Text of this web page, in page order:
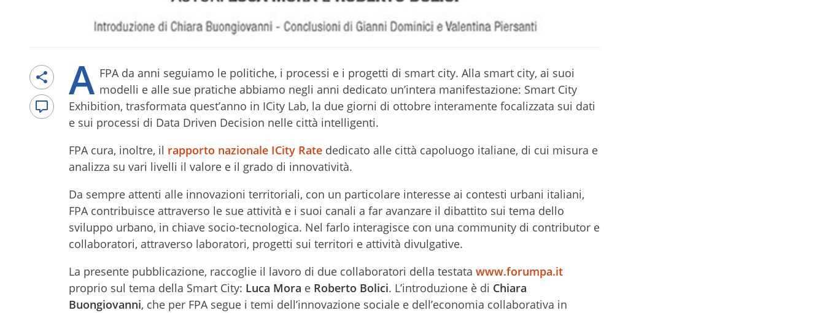
A FPA da anni seguiamo le politiche, i processi e i progetti di smart city. Alla smart city, ai suoi
modelli e alle sue pratiche abbiamo negli anni dedicato un’intera manifestazione: Smart City
Exhibition, trasformata quest’anno in ICity Lab, la due giorni di ottobre interamente focalizzata sui dati
e sui processi di Data Driven Decision nelle città intelligenti.
FPA cura, inoltre, il rapporto nazionale ICity Rate dedicato alle città capoluogo italiane, di cui misura e
analizza su vari livelli il valore e il grado di innovatività.
Da sempre attenti alle innovazioni territoriali, con un particolare interesse ai contesti urbani italiani,
FPA contribuisce attraverso le sue attività e i suoi canali a far avanzare il dibattito sui tema dello
sviluppo urbano, in chiave socio-tecnologica. Nel farlo interagisce con una community di contributor e
collaboratori, attraverso laboratori, progetti sui territori e attività divulgative.
La presente pubblicazione, raccoglie il lavoro di due collaboratori della testata www.forumpa.it
proprio sul tema della Smart City: Luca Mora e Roberto Bolici. L’introduzione è di Chiara
Buongiovanni, che per FPA segue i temi dell’innovazione sociale e dell’economia collaborativa in